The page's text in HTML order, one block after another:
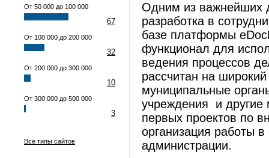
От 50 000 до 100 000
67
От 100 000 до 200 000
32
От 200 000 до 300 000
10
От 300 000 до 500 000
3
Все типы сайтов
Одним из важнейших
разработка в
базе платформы
функционал для
ведения процессов
рассчитан на
муниципальные
учреждения и другие
первых проектов по
организация работы
администрации.